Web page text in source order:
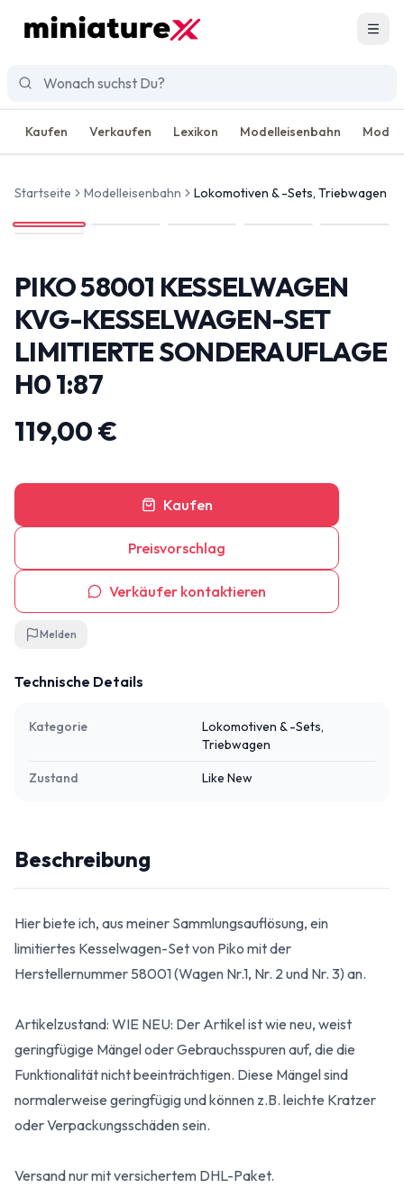
Menü
Kaufen Verkaufen Lexikon Modelleisenbahn
Startseite Modelleisenbahn Lokomotiven & -Sets, Triebwagen
PIKO 58001 KESSELWAGEN
KVG-KESSELWAGEN-SET
LIMITIERTE SONDERAUFLAGE
H0 1:87
119,00 €
Kaufen
Preisvorschlag
Verkäufer kontaktieren
Melden
Technische Details
Kategorie
Lokomotiven & -Sets,
Triebwagen
Zustand Like New
Beschreibung
Hier biete ich, aus meiner Sammlungsauflösung, ein
limitiertes Kesselwagen-Set von Piko mit der
Herstellernummer 58001 (Wagen Nr.1, Nr. 2 und Nr. 3) an.
Artikelzustand: WIE NEU: Der Artikel ist wie neu, weist
geringfügige Mängel oder Gebrauchsspuren auf, die die
Funktionalität nicht beeinträchtigen. Diese Mängel sind
normalerweise geringfügig und können z.B. leichte Kratzer
oder Verpackungsschäden sein.
Versand nur mit versichertem DHL-Paket.